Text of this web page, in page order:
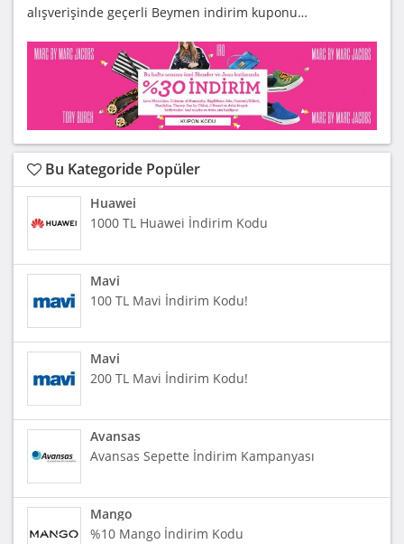
alışverişinde geçerli Beymen indirim kuponu…
Bu Kategoride Popüler
Huawei
1000 TL Huawei İndirim Kodu
Mavi
100 TL Mavi İndirim Kodu!
Mavi
200 TL Mavi İndirim Kodu!
Avansas
Avansas Sepette İndirim Kampanyası
Mango
%10 Mango İndirim Kodu